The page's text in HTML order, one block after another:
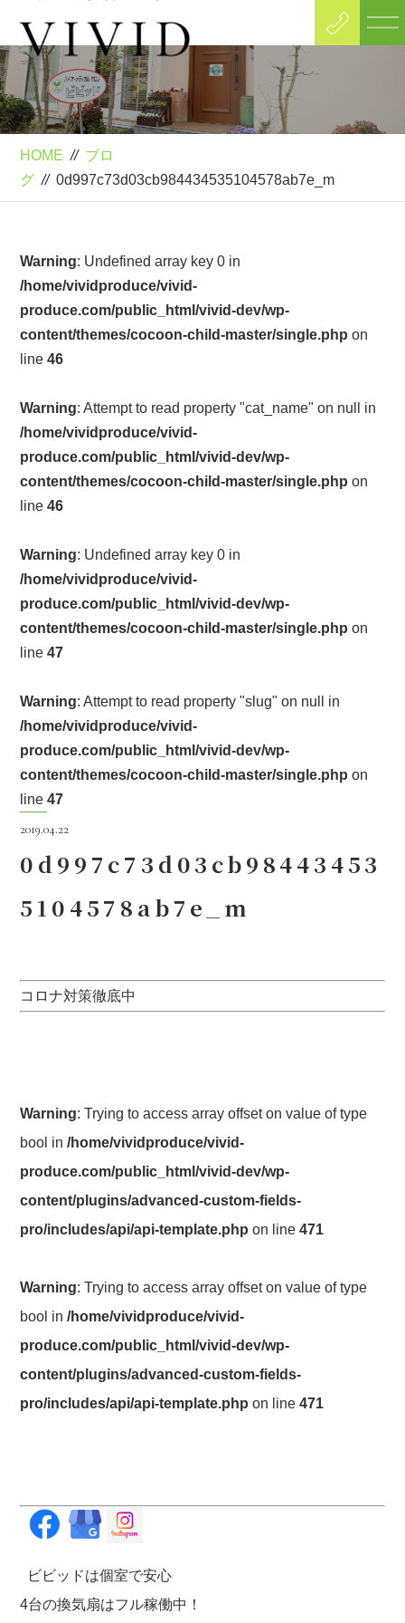
Blog
ブログ
HOME // ブロ
グ // 0d997c73d03cb984434535104578ab7e_m
Warning: Undefined array key 0 in
/home/vividproduce/vivid-
produce.com/public_html/vivid-dev/wp-
content/themes/cocoon-child-master/single.php on
line46
Warning: Attempt to read property "cat_name" on null in
/home/vividproduce/vivid-
produce.com/public_html/vivid-dev/wp-
content/themes/cocoon-child-master/single.php on
line46
Warning: Undefined array key 0 in
/home/vividproduce/vivid-
produce.com/public_html/vivid-dev/wp-
content/themes/cocoon-child-master/single.php on
line47
Warning: Attempt to read property "slug" on null in
/home/vividproduce/vivid-
produce.com/public_html/vivid-dev/wp-
content/themes/cocoon-child-master/single.php on
line47
2019.04.22
0d997c73d03cb98443453
5104578ab7e_m
コロナ対策徹底中
Warning: Trying to access array offset on value of type
bool in/home/vividproduce/vivid-
produce.com/public_html/vivid-dev/wp-
content/plugins/advanced-custom-fields-
pro/includes/api/api-template.php on line471
Warning: Trying to access array offset on value of type
bool in/home/vividproduce/vivid-
produce.com/public_html/vivid-dev/wp-
content/plugins/advanced-custom-fields-
pro/includes/api/api-template.php on line471
ビビッドは個室で安心
4台の換気扇はフル稼働中！